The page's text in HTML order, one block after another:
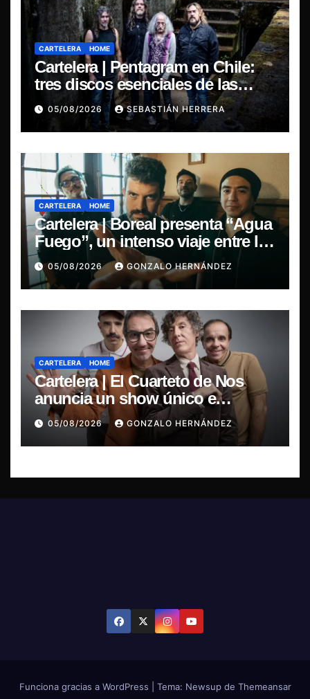
CARTELERA HOME
Cartelera | Pentagram en Chile:
tres discos esenciales de las
leyendas del doom
05/08/2026 SEBASTIÁN HERRERA
CARTELERA HOME
Cartelera | Boreal presenta “Agua
Fuego”, un intenso viaje entre la
pasión y la desilusión
05/08/2026 GONZALO HERNÁNDEZ
CARTELERA HOME
Cartelera | El Cuarteto de Nos
anuncia un show único e
irrepetible en el Movistar Arena
05/08/2026 GONZALO HERNÁNDEZ
Funciona gracias a WordPress Tema: Newsup de Themeansar